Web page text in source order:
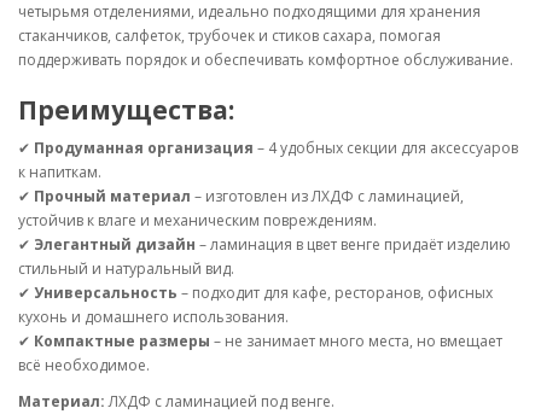
четырьмя отделениями, идеально подходящими для хранения
стаканчиков, салфеток, трубочек и стиков сахара, помогая
поддерживать порядок и обеспечивать комфортное обслуживание.
Преимущества:
✔ Продуманная организация – 4 удобных секции для аксессуаров
к напиткам.
✔ Прочный материал – изготовлен из ЛХДФ с ламинацией,
устойчив к влаге и механическим повреждениям.
✔ Элегантный дизайн – ламинация в цвет венге придаёт изделию
стильный и натуральный вид.
✔ Универсальность – подходит для кафе, ресторанов, офисных
кухонь и домашнего использования.
✔ Компактные размеры – не занимает много места, но вмещает
всё необходимое.
Материал:ЛХДФ с ламинацией под венге.